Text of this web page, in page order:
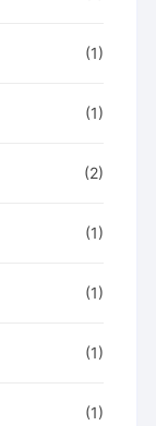
(1)
(1)
(2)
(1)
(1)
(1)
(1)